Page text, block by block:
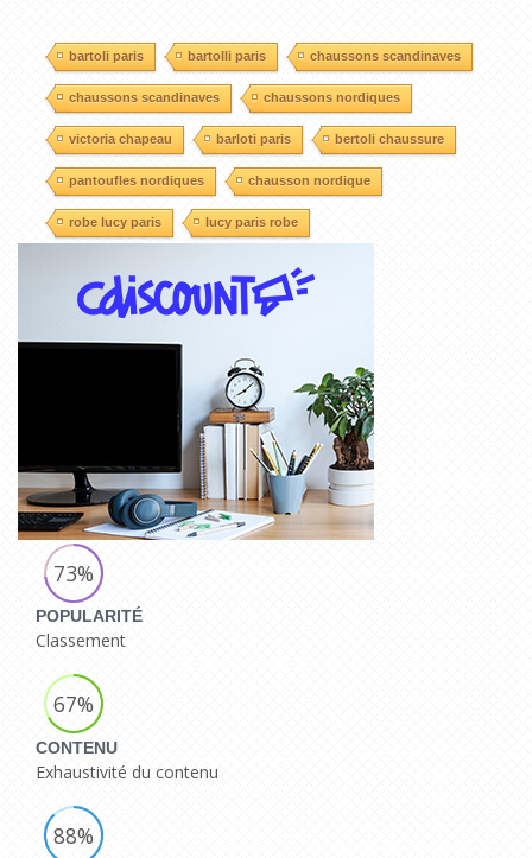
bartoli paris bartolli paris chaussons scandinaves
chaussons scandinaves chaussons nordiques
victoria chapeau barloti paris bertoli chaussure
pantoufles nordiques chausson nordique
robe lucy paris lucy paris robe
73%
POPULARITÉ
Classement
67%
CONTENU
Exhaustivité du contenu
88%